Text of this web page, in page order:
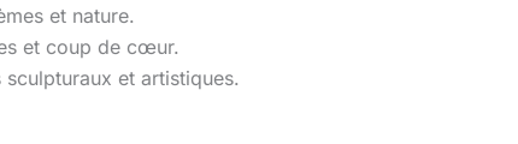
et nature.
et coup de cœur.
et artistiques.